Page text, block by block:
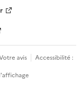
avis
Accessibilité :